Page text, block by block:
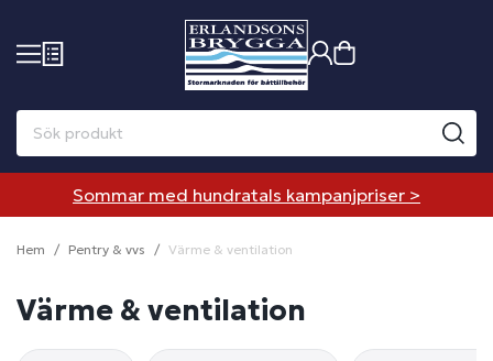
Sommar med hundratals kampanjpriser >
Hem Pentry & vvs Värme & ventilation
Värme & ventilation